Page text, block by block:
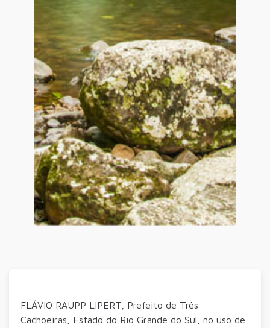
FLÁVIO RAUPP LIPERT, Prefeito de Três
Cachoeiras, Estado do Rio Grande do Sul, no uso de